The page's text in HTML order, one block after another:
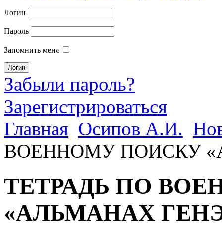
Логин
Пароль
Запомнить меня
Забыли пароль?
Зарегистрироваться
Главная Осипов А.И.
ВОЕННОМУ ПОИСКУ
ТЕТРАДЬ ПО
«АЛЬМАНАХ